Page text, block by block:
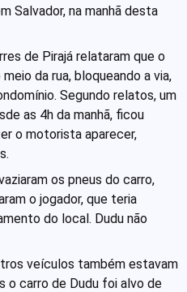
Salvador, na manhã desta
de Pirajá relataram que o
da rua, bloqueando a via,
Segundo relatos, um
as 4h da manhã, ficou
o motorista aparecer,
os pneus do carro,
o jogador, que teria
do local. Dudu não
veículos também estavam
o carro de Dudu foi alvo de